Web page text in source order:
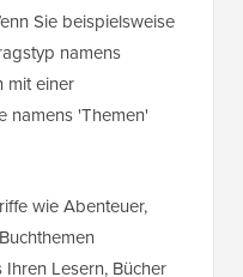
Sie beispielsweise
namens
mit einer
namens 'Themen'
wie Abenteuer,
Lesern, Bücher